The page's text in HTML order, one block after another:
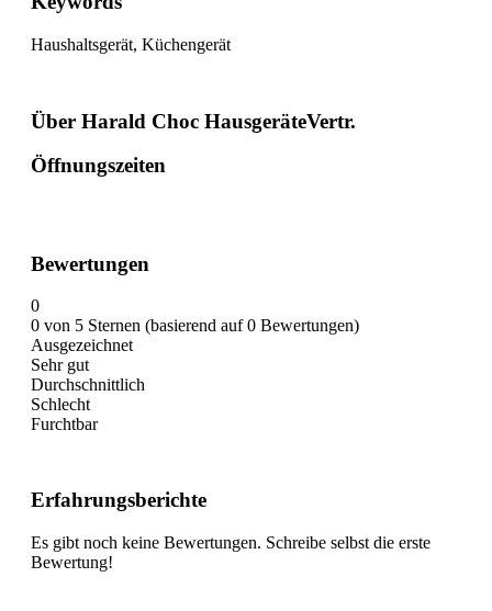
Haushaltsgerät, Küchengerät
Über Harald Choc HausgeräteVertr.
Öffnungszeiten
Bewertungen
0
0 von 5 Sternen (basierend auf 0 Bewertungen)
Ausgezeichnet
Sehr gut
Durchschnittlich
Schlecht
Furchtbar
Erfahrungsberichte
Es gibt noch keine Bewertungen. Schreibe selbst die erste
Bewertung!